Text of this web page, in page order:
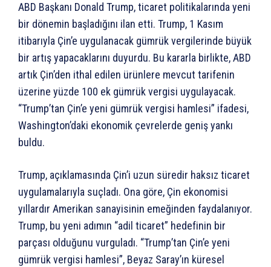
ABD Başkanı Donald Trump, ticaret politikalarında yeni
bir dönemin başladığını ilan etti. Trump, 1 Kasım
itibarıyla Çin’e uygulanacak gümrük vergilerinde büyük
bir artış yapacaklarını duyurdu. Bu kararla birlikte, ABD
artık Çin’den ithal edilen ürünlere mevcut tarifenin
üzerine yüzde 100 ek gümrük vergisi uygulayacak.
“Trump’tan Çin’e yeni gümrük vergisi hamlesi” ifadesi,
Washington’daki ekonomik çevrelerde geniş yankı
buldu.
Trump, açıklamasında Çin’i uzun süredir haksız ticaret
uygulamalarıyla suçladı. Ona göre, Çin ekonomisi
yıllardır Amerikan sanayisinin emeğinden faydalanıyor.
Trump, bu yeni adımın “adil ticaret” hedefinin bir
parçası olduğunu vurguladı. “Trump’tan Çin’e yeni
gümrük vergisi hamlesi”, Beyaz Saray’ın küresel